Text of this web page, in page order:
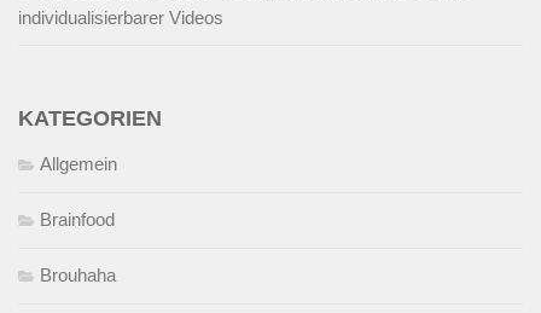
individualisierbarer Videos
KATEGORIEN
Allgemein
Brainfood
Brouhaha